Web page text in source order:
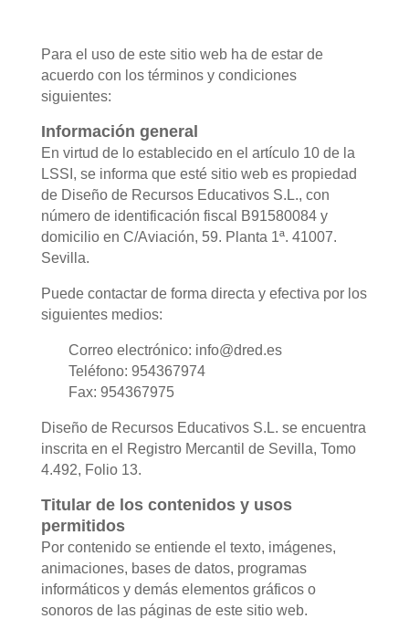
Para el uso de este sitio web ha de estar de
acuerdo con los términos y condiciones
siguientes:
Información general
En virtud de lo establecido en el artículo 10 de la
LSSI, se informa que esté sitio web es propiedad
de Diseño de Recursos Educativos S.L., con
número de identificación fiscal B91580084 y
domicilio en C/Aviación, 59. Planta 1ª. 41007.
Sevilla.
Puede contactar de forma directa y efectiva por los
siguientes medios:
Correo electrónico: info@dred.es
Teléfono: 954367974
Fax: 954367975
Diseño de Recursos Educativos S.L. se encuentra
inscrita en el Registro Mercantil de Sevilla, Tomo
4.492, Folio 13.
Titular de los contenidos y usos
permitidos
Por contenido se entiende el texto, imágenes,
animaciones, bases de datos, programas
informáticos y demás elementos gráficos o
sonoros de las páginas de este sitio web.